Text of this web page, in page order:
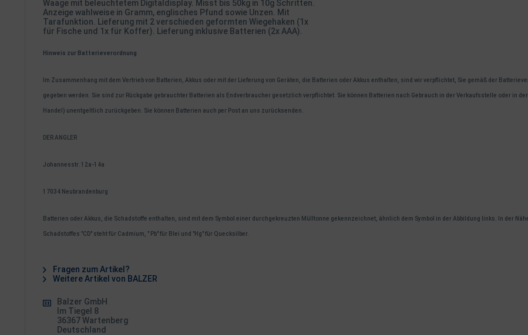
Waage mit beleuchtetem Digitaldisplay. Misst bis 50kg in 10g Schritten.
Anzeige wahlweise in Gramm, englisches Pfund sowie Unzen. Mit
Tarafunktion. Lieferung mit 2 verschieden geformten Wiegehaken (1x
für Fische und 1x für Koffer). Lieferung inklusive Batterien (2x AAA).
Hinweis zur Batterieverordnung
Im Zusammenhang mit dem Vertrieb von Batterien, Akkus oder mit der Lieferung von Geräten, die Batterien oder Akkus enthalten, sind wir verpflichtet, Sie gemäß der
gegeben werden. Sie sind zur Rückgabe gebrauchter Batterien als Endverbraucher gesetzlich verpflichtet. Sie können Batterien nach Gebrauch in der Verkaufsstelle oder in
Handel) unentgeltlich zurückgeben. Sie können Batterien auch per Post an uns zurücksenden.
DER ANGLER
Johannesstr. 12a-14a
17034 Neubrandenburg
Batterien oder Akkus, die Schadstoffe enthalten, sind mit dem Symbol einer durchgekreuzten Mülltonne gekennzeichnet, ähnlich dem Symbol in der Abbildung links. In der
Schadstoffes "CD" steht für Cadmium, " Pb" für Blei und "Hg" für Quecksilber.
Fragen zum Artikel?
Weitere Artikel von BALZER
Balzer GmbH
Im Tiegel 8
36367 Wartenberg
Deutschland